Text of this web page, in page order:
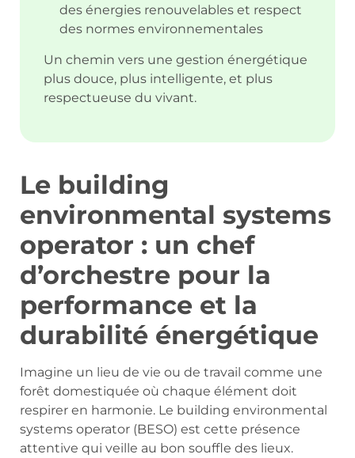
des énergies renouvelables et respect
des normes environnementales
Un chemin vers une gestion énergétique
plus douce, plus intelligente, et plus
respectueuse du vivant.
Le building
environmental systems
operator : un chef
d’orchestre pour la
performance et la
durabilité énergétique
Imagine un lieu de vie ou de travail comme une
forêt domestiquée où chaque élément doit
respirer en harmonie. Le building environmental
systems operator (BESO) est cette présence
attentive qui veille au bon souffle des lieux.